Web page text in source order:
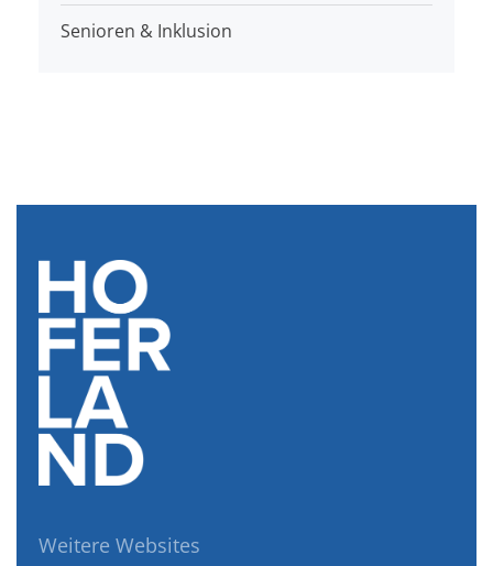
Senioren & Inklusion
Weitere Websites